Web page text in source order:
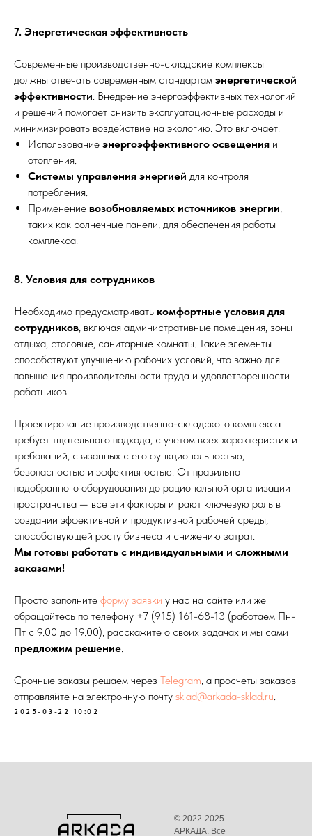
7. Энергетическая эффективность
Современные производственно-складские комплексы
должны отвечать современным стандартам энергетической
эффективности. Внедрение энергоэффективных технологий
и решений помогает снизить эксплуатационные расходы и
минимизировать воздействие на экологию. Это включает:
Использование энергоэффективного освещения и
отопления.
Системы управления энергией для контроля
потребления.
Применение возобновляемых источников энергии,
таких как солнечные панели, для обеспечения работы
комплекса.
8. Условия для сотрудников
Необходимо предусматривать комфортные условия для
сотрудников, включая административные помещения, зоны
отдыха, столовые, санитарные комнаты. Такие элементы
способствуют улучшению рабочих условий, что важно для
повышения производительности труда и удовлетворенности
работников.
Проектирование производственно-складского комплекса
требует тщательного подхода, с учетом всех характеристик и
требований, связанных с его функциональностью,
безопасностью и эффективностью. От правильно
подобранного оборудования до рациональной организации
пространства — все эти факторы играют ключевую роль в
создании эффективной и продуктивной рабочей среды,
способствующей росту бизнеса и снижению затрат.
Мы готовы работать с индивидуальными и сложными
заказами!
Просто заполните форму заявки у нас на сайте или же
обращайтесь по телефону +7 (915) 161-68-13 (работаем Пн-
Пт с 9.00 до 19.00), расскажите о своих задачах и мы сами
предложим решение.
Срочные заказы решаем через Telegram, а просчеты заказов
отправляйте на электронную почту sklad@arkada-sklad.ru.
2025-03-22 10:02
© 2022-2025
АРКАДА. Все